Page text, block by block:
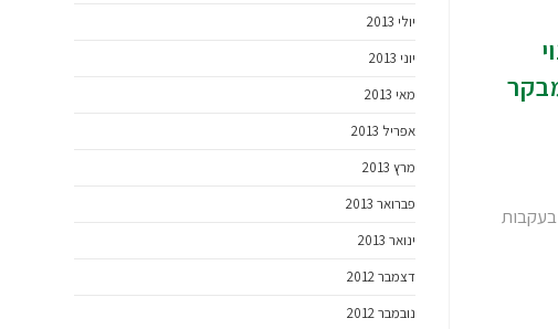
יולי 2013
יוני 2013
מאי 2013
אפריל 2013
מרץ 2013
פברואר 2013
ינואר 2013
דצמבר 2012
נובמבר 2012